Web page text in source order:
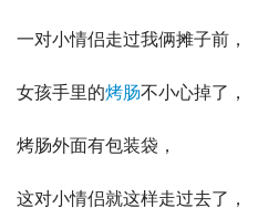
一对小情侣走过我俩摊子前，
女孩手里的烤肠不小心掉了，
烤肠外面有包装袋，
这对小情侣就这样走过去了，